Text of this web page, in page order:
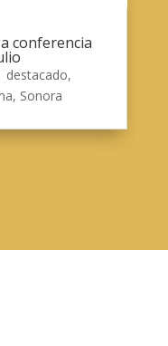
conferencia
destacado,
, Sonora